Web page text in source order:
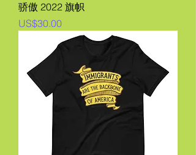
骄傲 2022 旗帜
價格
US$30.00